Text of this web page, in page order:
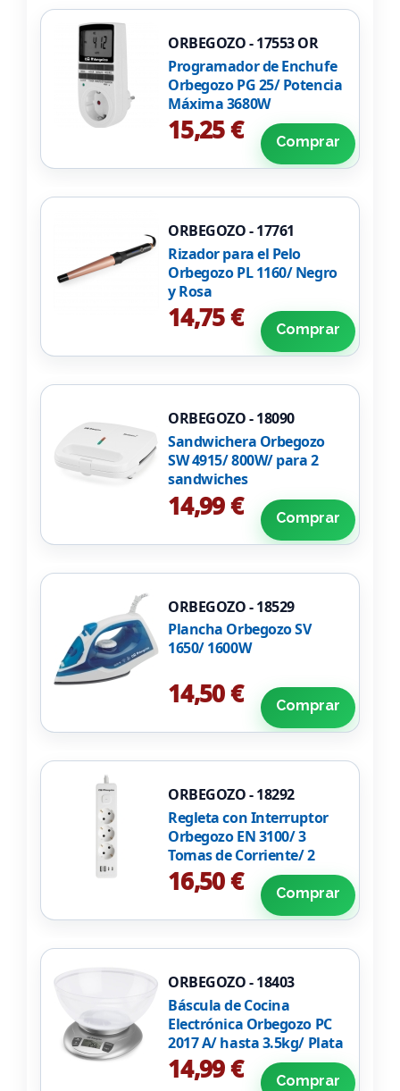
ORBEGOZO - 17553 OR
Programador de Enchufe
Orbegozo PG 25/ Potencia
Máxima 3680W
15,25 € Comprar
ORBEGOZO - 17761
Rizador para el Pelo
Orbegozo PL 1160/ Negro
y Rosa
14,75 € Comprar
ORBEGOZO - 18090
Sandwichera Orbegozo
SW 4915/ 800W/ para 2
sandwiches
14,99 € Comprar
ORBEGOZO - 18529
Plancha Orbegozo SV
1650/ 1600W
14,50 € Comprar
ORBEGOZO - 18292
Regleta con Interruptor
Orbegozo EN 3100/ 3
Tomas de Corriente/ 2
USB/ 2 USB Tipo-C/ Cable
1.4m/ Blanca
16,50 € Comprar
ORBEGOZO - 18403
Báscula de Cocina
Electrónica Orbegozo PC
2017 A/ hasta 3.5kg/ Plata
14,99 € Comprar